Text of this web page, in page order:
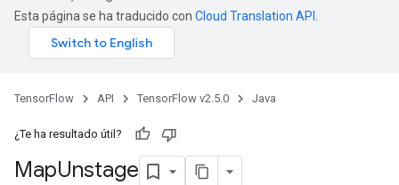
Esta página se ha traducido con Cloud Translation API
TensorFlow API TensorFlow v2.5.0 Java
¿Te ha resultado útil?
MapUnstage